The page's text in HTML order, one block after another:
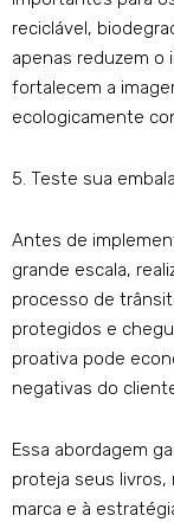
reciclável,
apenas reduzem o
fortalecem a
ecologicamente
5. Teste sua
Antes de
grande escala,
processo de
protegidos e
proativa pode
negativas do
Essa abordagem
proteja seus livros,
marca e à